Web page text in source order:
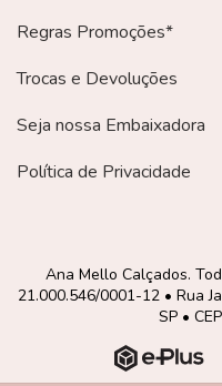
Regras Promoções*
Trocas e Devoluções
Seja nossa Embaixadora
Política de Privacidade
Ana Mello Calçados.
21.000.546/0001-12 • Rua
SP •